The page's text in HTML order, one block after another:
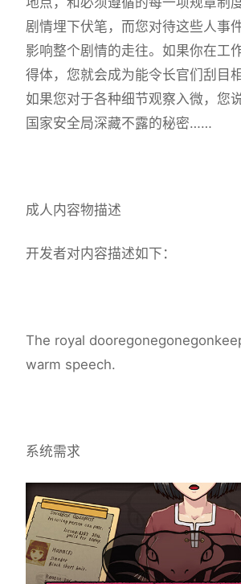
剧情埋下伏笔，而您对待这些人事
影响整个剧情的走往。如果你在工
得体，您就会成为能令长官们刮目
如果您对于各种细节观察入微，您
国家安全局深藏不露的秘密……
成人内容物描述
开发者对内容描述如下：
The royal
warm speech.
系统需求